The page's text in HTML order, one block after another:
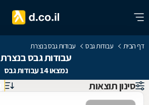
דף הבית עבודות גבס עבודות גבס בנצרת
עבודות גבס בנצרת
נמצאו 14 עבודות גבס
סינון תוצאות